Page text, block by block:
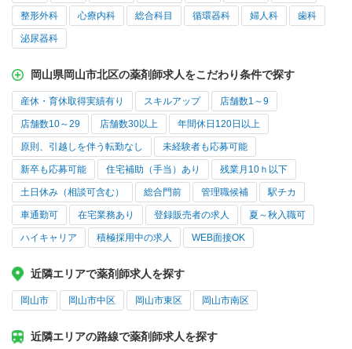
整形外科 心療内科 総合科目 循環器科 婦人科 歯科
泌尿器科
岡山県岡山市北区の薬剤師求人をこだわり条件で探す
産休・育休取得実績有り スキルアップ 店舗数1～9
店舗数10～29 店舗数30以上 年間休日120日以上
原則、引越しを伴う転勤なし 未経験者も応募可能
新卒も応募可能 住宅補助（手当）あり 残業月10ｈ以下
土日休み（相談可含む） 総合門前 管理職候補 駅チカ
車通勤可 在宅業務あり 登録販売者の求人 夏～秋入職可
ハイキャリア 積極採用中の求人 WEB面接OK
近隣エリアで薬剤師求人を探す
岡山市 岡山市中区 岡山市東区 岡山市南区
近隣エリアの路線で薬剤師求人を探す